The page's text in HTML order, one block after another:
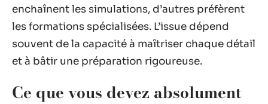
enchaînent les simulations, d’autres préfèrent
les formations spécialisées. L’issue dépend
souvent de la capacité à maîtriser chaque détail
et à bâtir une préparation rigoureuse.
Ce que vous devez absolument